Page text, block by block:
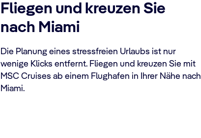
Fliegen und kreuzen Sie
nach Miami
Die Planung eines stressfreien Urlaubs ist nur
wenige Klicks entfernt. Fliegen und kreuzen Sie mit
MSC Cruises ab einem Flughafen in Ihrer Nähe nach
Miami.